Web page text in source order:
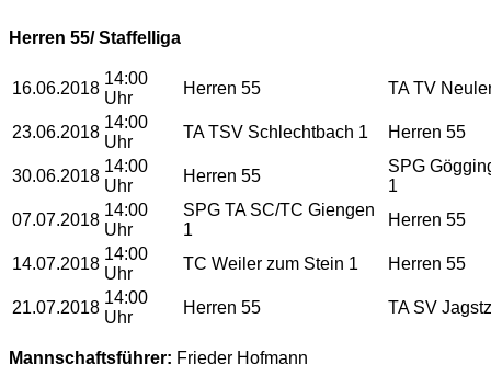
Herren 55/ Staffelliga
16.06.2018
14:00
Uhr
Herren 55 TA TV
23.06.2018
14:00
Uhr
TA TSV Schlechtbach 1 Herren 55
30.06.2018
14:00
Uhr
Herren 55
SPG
1
07.07.2018
14:00
Uhr
SPG TA SC/TC Giengen
1
Herren 55
14.07.2018
14:00
Uhr
TC Weiler zum Stein 1 Herren 55
21.07.2018
14:00
Uhr
Herren 55 TA SV
Mannschaftsführer: Frieder Hofmann